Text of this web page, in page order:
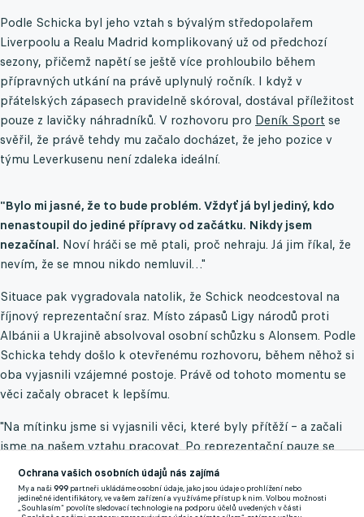
Podle Schicka byl jeho vztah s bývalým středopolařem
Liverpoolu a Realu Madrid komplikovaný už od předchozí
sezony, přičemž napětí se ještě více prohloubilo během
přípravných utkání na právě uplynulý ročník. I když v
přátelských zápasech pravidelně skóroval, dostával příležitost
pouze z lavičky náhradníků. V rozhovoru pro Deník Sport se
svěřil, že právě tehdy mu začalo docházet, že jeho pozice v
týmu Leverkusenu není zdaleka ideální.
"Bylo mi jasné, že to bude problém. Vždyť já byl jediný, kdo
nenastoupil do jediné přípravy od začátku. Nikdy jsem
nezačínal. Noví hráči se mě ptali, proč nehraju. Já jim říkal, že
nevím, že se mnou nikdo nemluvil…"
Situace pak vygradovala natolik, že Schick neodcestoval na
říjnový reprezentační sraz. Místo zápasů Ligy národů proti
Albánii a Ukrajině absolvoval osobní schůzku s Alonsem. Podle
Schicka tehdy došlo k otevřenému rozhovoru, během něhož si
oba vyjasnili vzájemné postoje. Právě od tohoto momentu se
věci začaly obracet k lepšímu.
"Na mítinku jsme si vyjasnili věci, které byly přítěží – a začali
jsme na našem vztahu pracovat. Po reprezentační pauze se
všechno otočilo, začal jsem hrát, dával góly. To byl zlomový
moment."
Ochrana vašich osobních údajů nás zajímá
My a naši999 partneři ukládáme osobní údaje, jako jsou údaje o prohlížení nebo
jedinečné identifikátory, ve vašem zařízení a využíváme přístup k nim. Volbou možnosti
„Souhlasím“ povolíte sledovací technologie na podporu účelů uvedených v části